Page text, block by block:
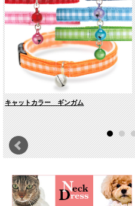
イエロー
ブルー
キャットカラー ギンガム